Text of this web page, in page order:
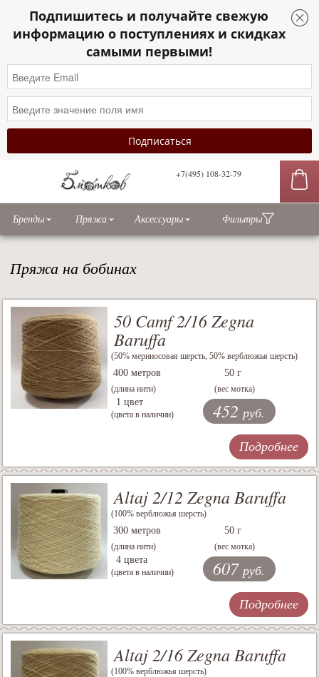
Подпишитесь и получайте свежую
информацию о поступлениях и скидках
самыми первыми!
+7(495) 108-32-79
Sidebar
toggle
Бренды Пряжа Аксессуары Фильтры
Пряжа на бобинах
50 Camf 2/16 Zegna
Baruffa
(50% мериносовая шерсть, 50% верблюжья шерсть)
400 метров
(длина нити)
50 г
(вес мотка)
1 цвет
(цвета в наличии) 452 руб.
Подробнее
Altaj 2/12 Zegna Baruffa
(100% верблюжья шерсть)
300 метров
(длина нити)
50 г
(вес мотка)
4 цвета
(цвета в наличии) 607 руб.
Подробнее
Altaj 2/16 Zegna Baruffa
(100% верблюжья шерсть)